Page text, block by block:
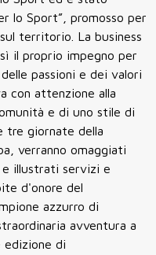
lo Sport”, promosso per
territorio. La business
il proprio impegno per
passioni e dei valori
con attenzione alla
e di uno stile di
tre giornate della
verranno omaggiati
illustrati servizi e
d'onore del
azzurro di
avventura a
edizione di